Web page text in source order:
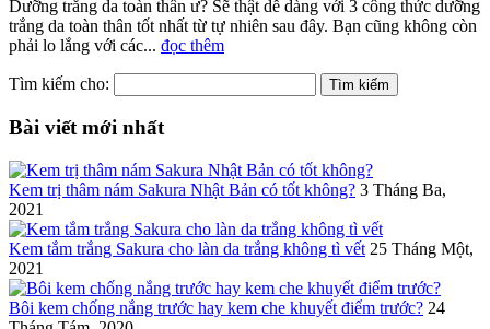
Dưỡng trắng da toàn thân ư? Sẽ thật dễ dàng với 3 công thức dưỡng
trắng da toàn thân tốt nhất từ tự nhiên sau đây. Bạn cũng không còn
phải lo lắng với các... đọc thêm
Tìm kiếm cho:
Bài viết mới nhất
Kem trị thâm nám Sakura Nhật Bản có tốt không? 3 Tháng Ba,
2021
Kem tắm trắng Sakura cho làn da trắng không tì vết 25 Tháng Một,
2021
Bôi kem chống nắng trước hay kem che khuyết điểm trước? 24